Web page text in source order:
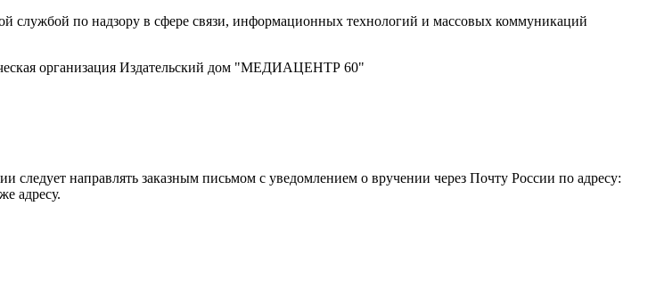
по надзору в сфере связи, информационных технологий и массовых коммуникаций
организация Издательский дом "МЕДИАЦЕНТР 60"
направлять заказным письмом с уведомлением о вручении через Почту России по адресу:
адресу.